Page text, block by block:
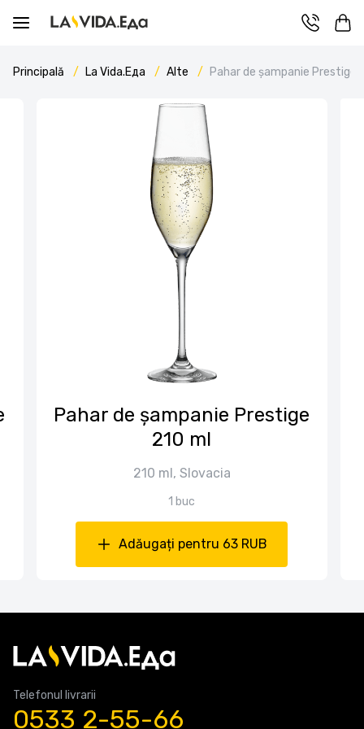
Principală La Vida.Еда Alte Pahar de șampanie Prestige
Pahar de șampanie Prestige
210 ml
210 ml, Slovacia
1 buc
Adăugați pentru 63 RUB
Telefonul livrarii
0533 2-55-66